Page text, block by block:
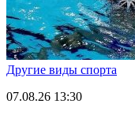
Другие виды спорта
07.08.26 13:30